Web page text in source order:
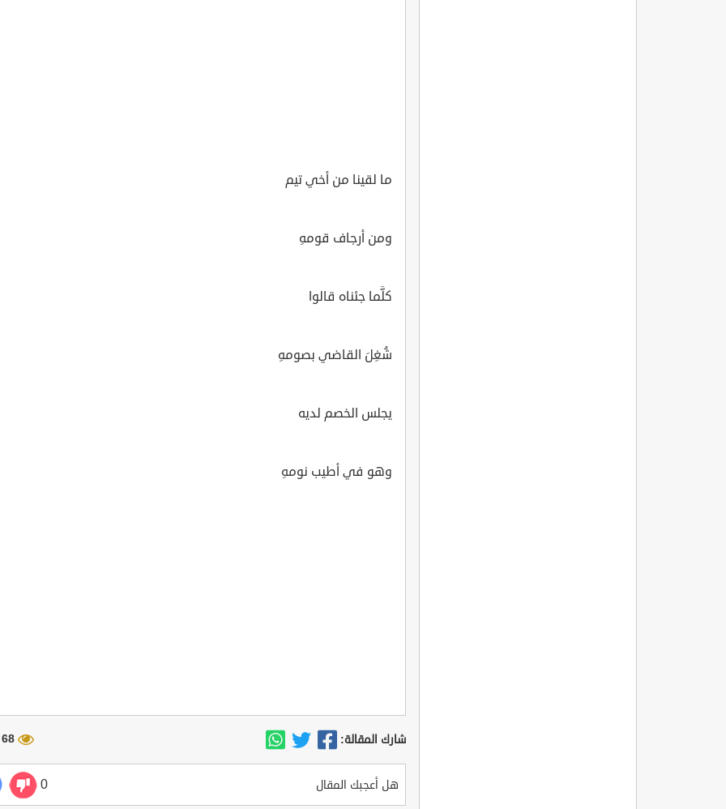
ما لقينا من أخي تيم
ومن أرجاف قومهِ
كلَّما جئناه قالوا
شُغِلَ القاضي بصومهِ
يجلس الخصم لديه
وهو في أطيب نومهِ
شارك المقالة: 68 مشاهدة
هل أعجبك المقال 0